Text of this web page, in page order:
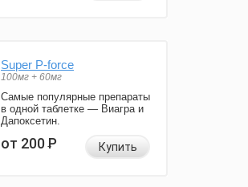
Super P-force
100мг + 60мг
Самые популярные препараты
в одной таблетке — Виагра и
Дапоксетин.
от 200Р Купить